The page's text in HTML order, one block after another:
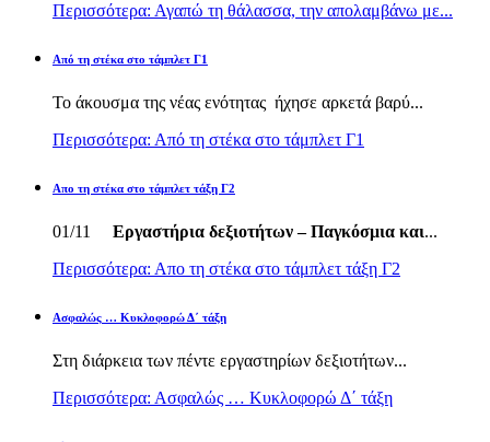
Περισσότερα: Αγαπώ τη θάλασσα, την απολαμβάνω με...
Από τη στέκα στο τάμπλετ Γ1
Το άκουσμα της νέας ενότητας ήχησε αρκετά βαρύ...
Περισσότερα: Από τη στέκα στο τάμπλετ Γ1
Απο τη στέκα στο τάμπλετ τάξη Γ2
01/11 Εργαστήρια δεξιοτήτων – Παγκόσμια και...
Περισσότερα: Απο τη στέκα στο τάμπλετ τάξη Γ2
Ασφαλώς … Κυκλοφορώ Δ΄ τάξη
Στη διάρκεια των πέντε εργαστηρίων δεξιοτήτων...
Περισσότερα: Ασφαλώς … Κυκλοφορώ Δ΄ τάξη